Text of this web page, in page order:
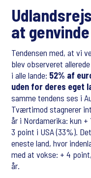
at
Tendensen med, at vi
blev observeret
i alle lande: 52% af
uden for deres eget
samme tendens ses i
Tværtimod stagnerer
år i Nordamerika: kun +
3 point i USA (33%).
eneste land, hvor
med at vokse: + 4
år.